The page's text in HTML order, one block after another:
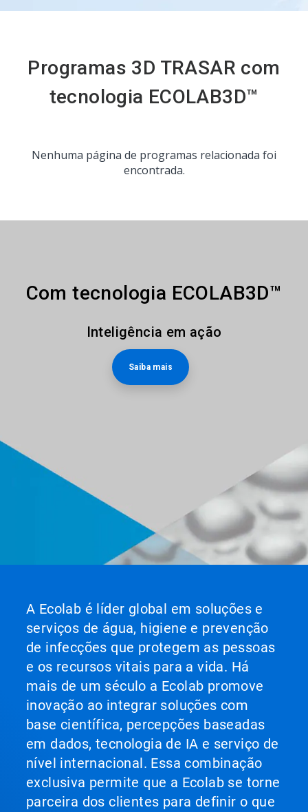
Programas 3D TRASAR com
tecnologia ECOLAB3D™
Nenhuma página de programas relacionada foi
encontrada.
Com tecnologia ECOLAB3D™
Inteligência em ação
Saiba mais
A Ecolab é líder global em soluções e
serviços de água, higiene e prevenção
de infecções que protegem as pessoas
e os recursos vitais para a vida. Há
mais de um século a Ecolab promove
inovação ao integrar soluções com
base científica, percepções baseadas
em dados, tecnologia de IA e serviço de
nível internacional. Essa combinação
exclusiva permite que a Ecolab se torne
parceira dos clientes para definir o que